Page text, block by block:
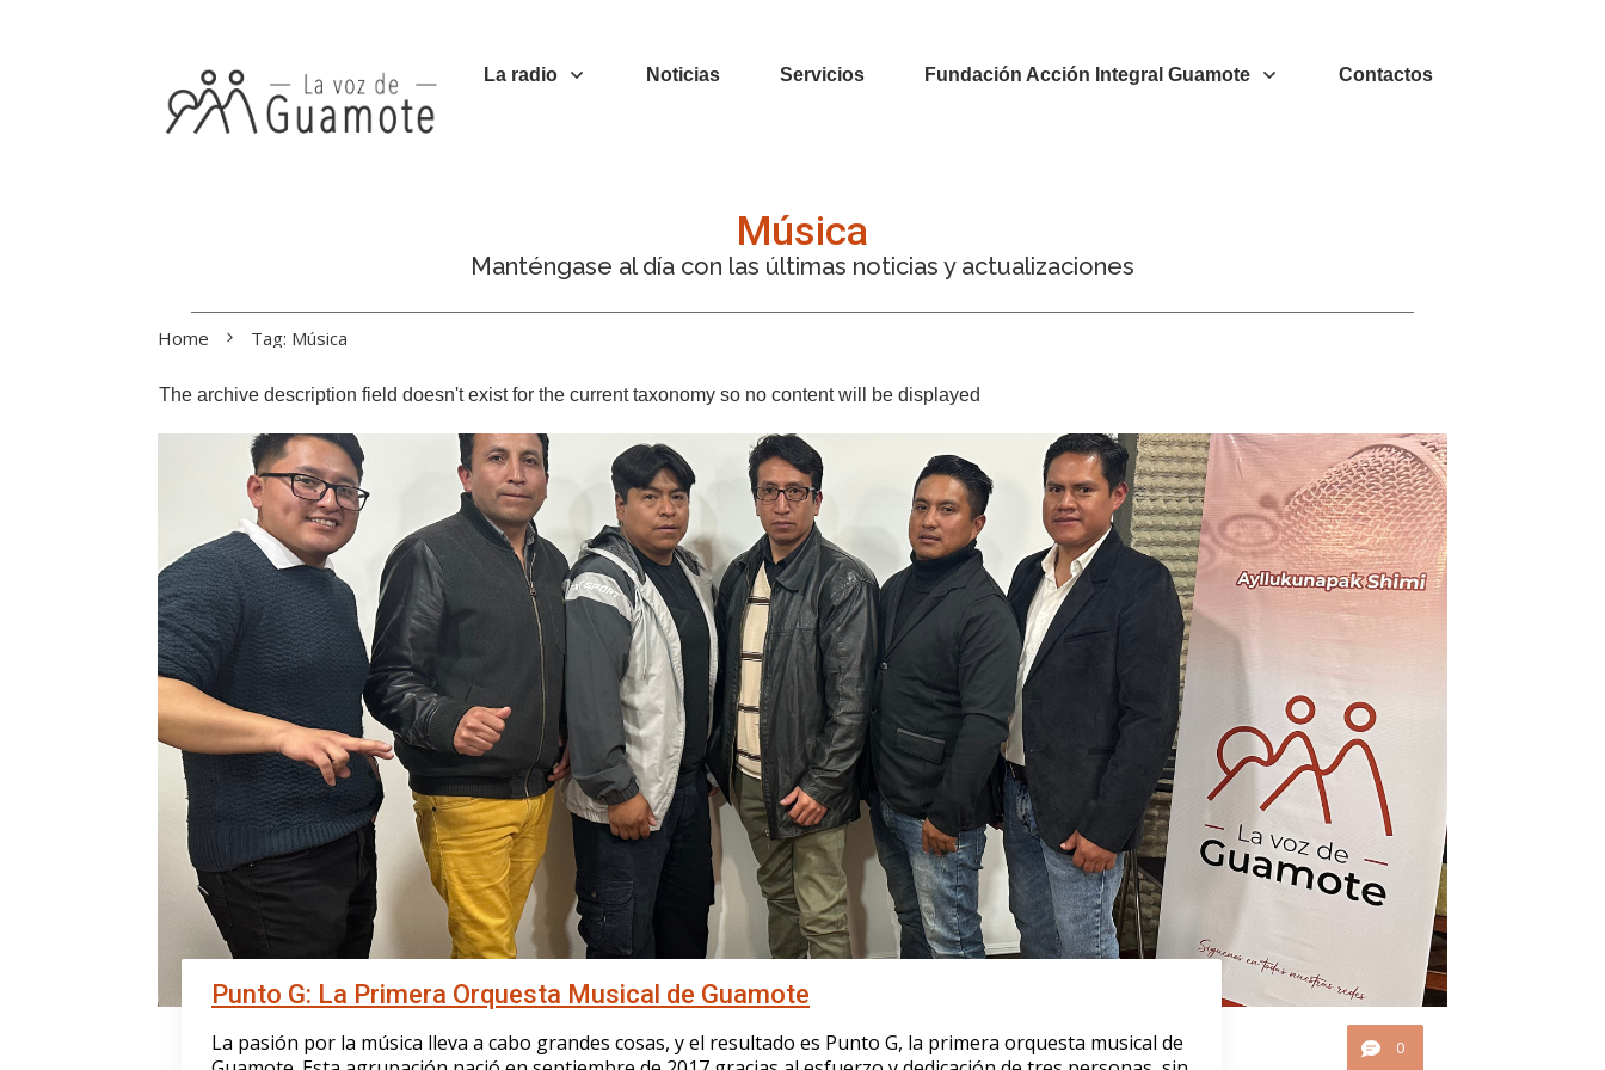
La radio Noticias Servicios Fundación Acción Integral Guamote Contactos
Música
Manténgase al día con las últimas noticias y actualizaciones
Home Tag: Música
The archive description field doesn't exist for the current taxonomy so no content will be displayed
Punto G: La Primera Orquesta Musical de Guamote
La pasión por la música lleva a cabo grandes cosas, y el resultado es Punto G, la primera orquesta musical de
0